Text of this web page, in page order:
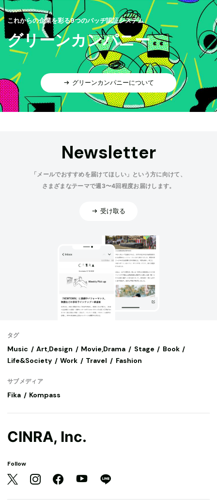
これからの企業を彩る9つのバッヂ認証システム
グリーンカンパニー
グリーンカンパニーについて
Newsletter
「メールでおすすめを届けてほしい」という方に向けて、
さまざまなテーマで週3〜4回程度お届けします。
受け取る
タグ
Music Art,Design Movie,Drama Stage
Book
Life&Society
Work Travel Fashion
サブメディア
Fika Kompass
CINRA, Inc.
Follow